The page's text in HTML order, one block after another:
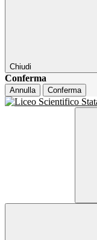
Chiudi
Conferma
Annulla Conferma